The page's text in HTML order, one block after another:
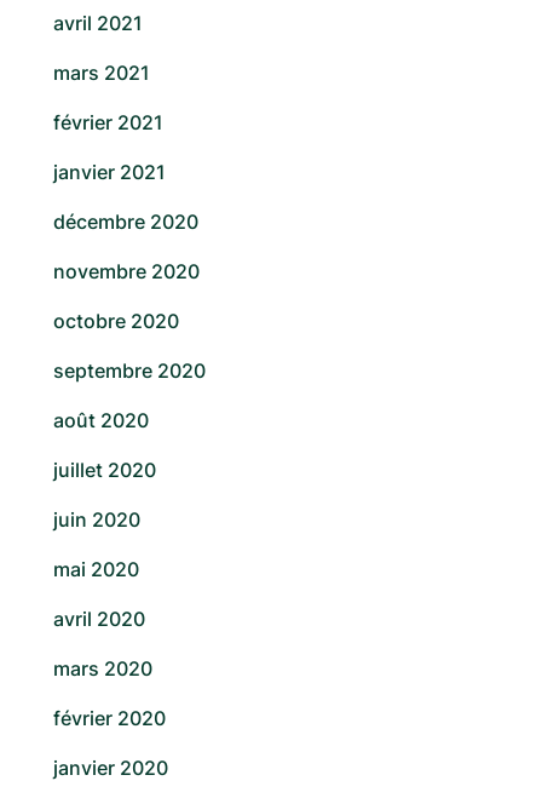
avril 2021
mars 2021
février 2021
janvier 2021
décembre 2020
novembre 2020
octobre 2020
septembre 2020
août 2020
juillet 2020
juin 2020
mai 2020
avril 2020
mars 2020
février 2020
janvier 2020